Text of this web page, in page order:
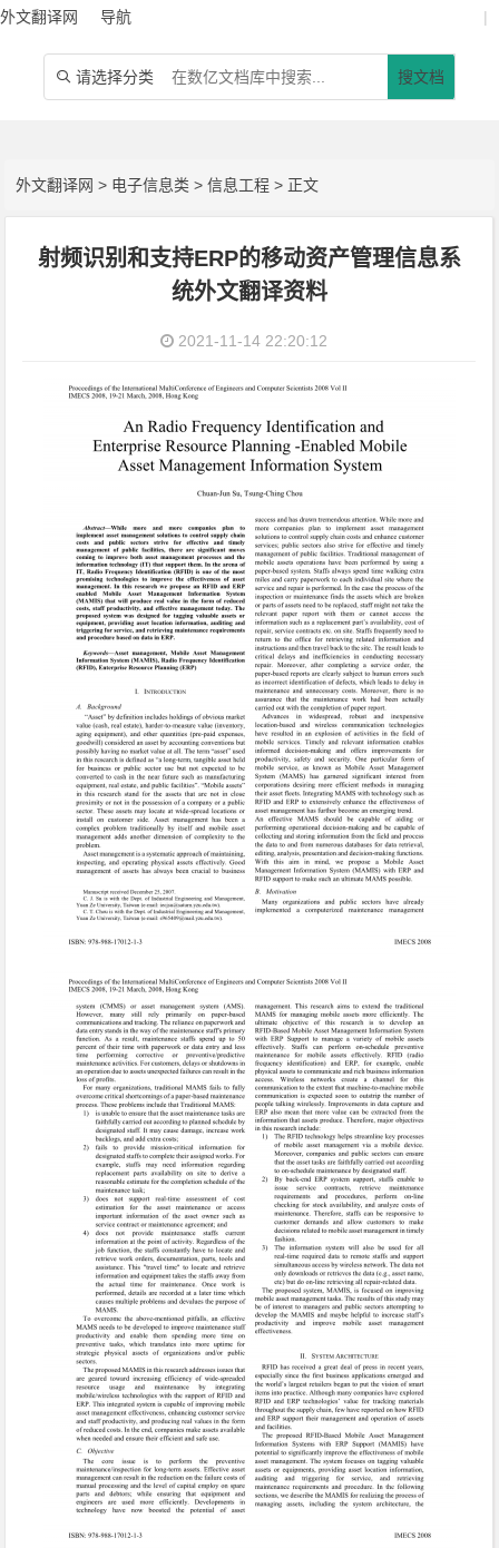
外文翻译网 导航 |
 请选择分类 搜文档
外文翻译网 > 电子信息类 >信息工程 > 正文
射频识别和支持ERP的移动资产管理信息系
统外文翻译资料
2021-11-14 22:20:12